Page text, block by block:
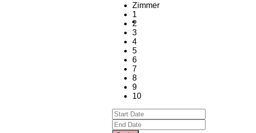
Zimmer
1
2
3
4
5
6
7
8
9
10